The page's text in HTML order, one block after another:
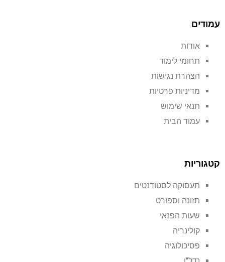
עמודים
אודות
תחומי לימוד
הצהרת נגישות
מדיניות פרטיות
תנאי שימוש
עמוד הבית
קטגוריות
תעסוקה לסטודנטים
תזונה וספורט
שעות הפנאי
קולינריה
פסיכולוגיה